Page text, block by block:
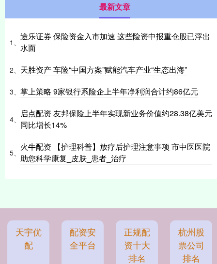
最新文章
1、
途乐证券 保险资金入市加速 这些险资中报重仓股已浮出
水面
2、 天胜资产 车险“中国方案”赋能汽车产业“生态出海”
3、 掌上策略 9家银行系险企上半年净利润合计约86亿元
4、
启点配资 友邦保险上半年实现新业务价值约28.38亿美元
同比增长14%
5、
火牛配资 【护理科普】放疗后护理注意事项 市中医医院
助您科学康复_皮肤_患者_治疗
天宇优
配
配资安
全平台
正规配
资十大
排名
杭州股
票公司
排名